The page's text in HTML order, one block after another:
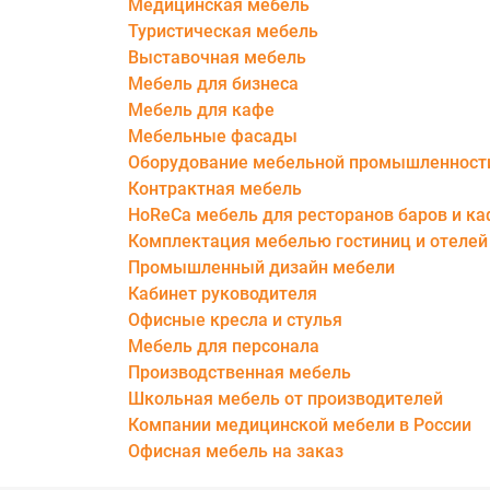
Медицинская мебель
Туристическая мебель
Выставочная мебель
Мебель для бизнеса
Мебель для кафе
Мебельные фасады
Оборудование мебельной
Контрактная мебель
HoReCa мебель для ресторанов баров и
Комплектация мебелью гостиниц и отелей
Промышленный дизайн мебели
Кабинет руководителя
Офисные кресла и стулья
Мебель для персонала
Производственная мебель
Школьная мебель от производителей
Компании медицинской мебели в России
Офисная мебель на заказ